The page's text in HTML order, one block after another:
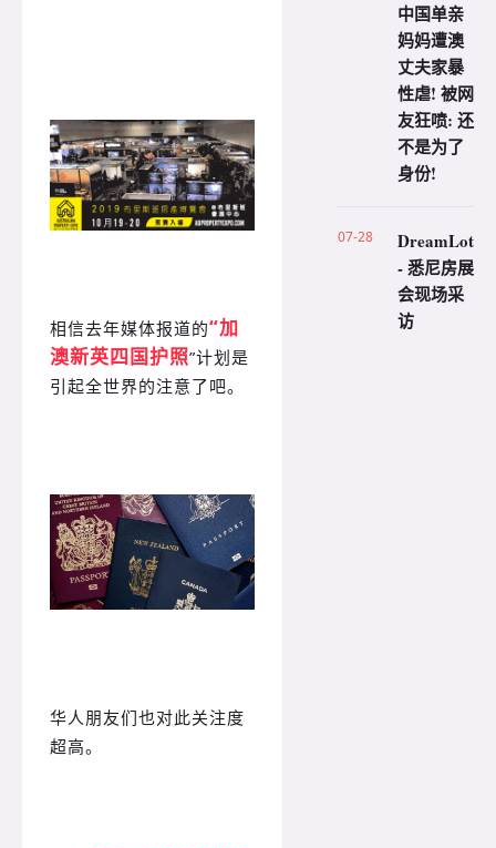
相信去年媒体报道的“加
澳新英四国护照”计划是
引起全世界的注意了吧。
华人朋友们也对此关注度
超高。
中国单亲
妈妈遭澳
丈夫家暴
性虐! 被网
友狂喷: 还
不是为了
身份!
07-28
DreamLot
- 悉尼房展
会现场采
访